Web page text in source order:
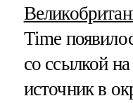
Time
со ссылкой
источник в